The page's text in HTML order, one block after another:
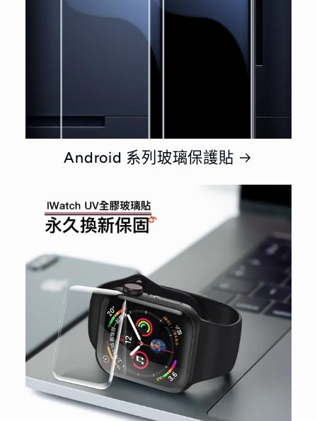
Android 系列玻璃保護貼